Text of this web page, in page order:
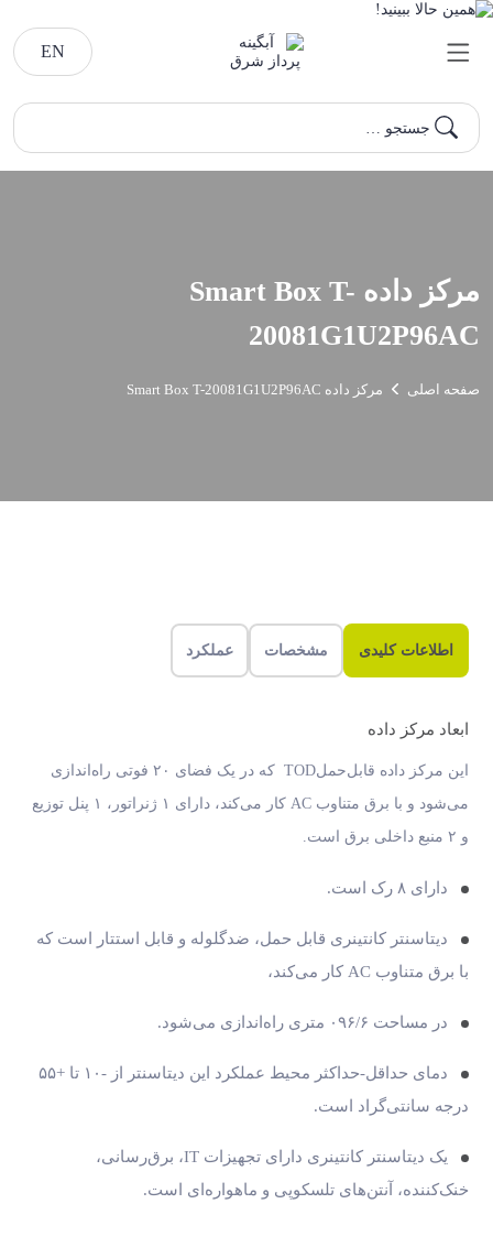
EN
جستجو …
مرکز داده Smart Box T-
20081G1U2P96AC
صفحه اصلی مرکز داده Smart Box T-20081G1U2P96AC
اطلاعات کلیدی مشخصات عملکرد
ابعاد مرکز داده
این مرکز داده قابل‌حملTOD که در یک فضای ۲۰ فوتی راه‌اندازی
می‌شود و با برق متناوب AC کار می‌کند، دارای ۱ ژنراتور، ۱ پنل توزیع
و ۲ منبع داخلی برق است.
دارای ۸ رک است.
دیتاسنتر کانتینری قابل حمل، ضدگلوله و قابل استتار است که
با برق متناوب AC کار می‌کند،
در مساحت ۰۹۶/۶ متری راه‌اندازی می‌شود.
دمای حداقل-حداکثر محیط عملکرد این دیتاسنتر از -۱۰ تا +۵۵
درجه سانتی‌گراد است.
یک دیتاسنتر کانتینری دارای تجهیزات IT، برق‌رسانی،
خنک‌کننده، آنتن‌های تلسکوپی و ماهواره‌ای است.